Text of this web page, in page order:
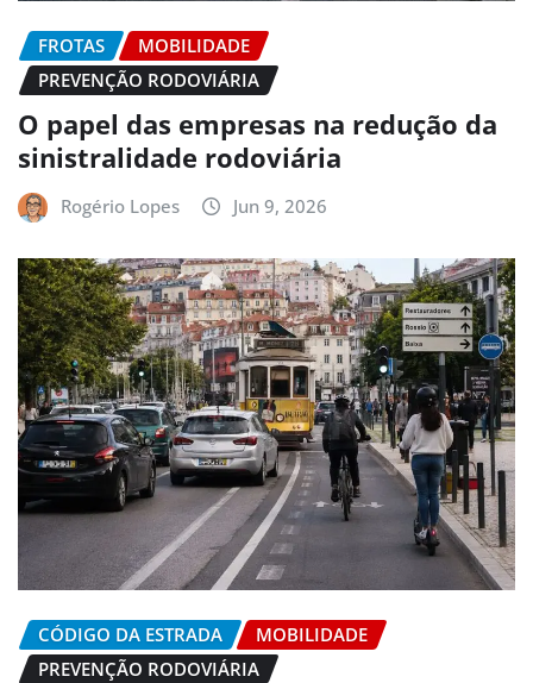
FROTAS
MOBILIDADE
PREVENÇÃO RODOVIÁRIA
O papel das empresas na redução da
sinistralidade rodoviária
Rogério Lopes Jun 9, 2026
CÓDIGO DA ESTRADA
MOBILIDADE
PREVENÇÃO RODOVIÁRIA